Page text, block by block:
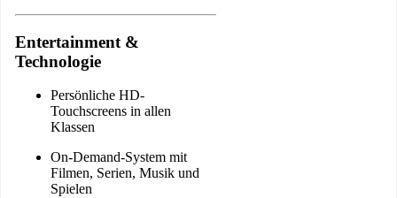
Entertainment &
Technologie
Persönliche HD-
Touchscreens in allen
Klassen
On-Demand-System mit
Filmen, Serien, Musik und
Spielen